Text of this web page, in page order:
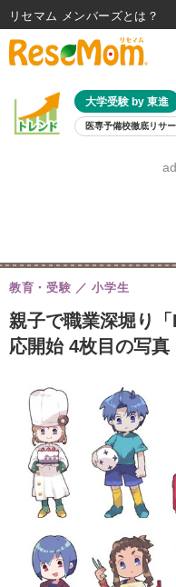
大学受験 by 東進
医専予備校徹底リサ
8月開
親子で職業深堀り
応開始 4枚目の写真
教育・受験 小学生
リセマム メンバーズ